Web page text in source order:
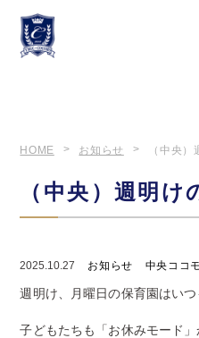
HOME お知らせ （中央
（中央）週明け
2025.10.27 お知らせ 中央ココ
週明け、月曜日の保育園はいつ
子どもたちも「お休みモード